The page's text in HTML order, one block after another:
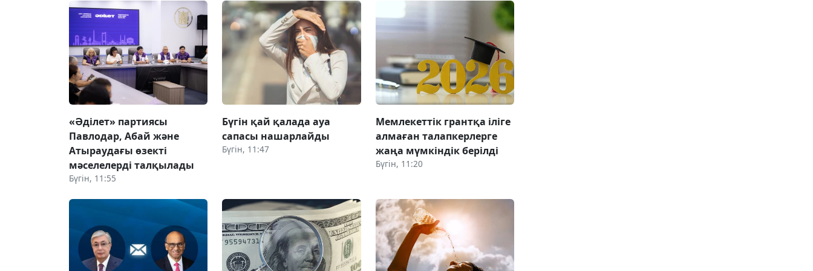
«Әділет» партиясы
Павлодар, Абай және
Атыраудағы өзекті
мәселелерді талқылады
Бүгін, 11:55
Бүгін қай қалада ауа
сапасы нашарлайды
Бүгін, 11:47
Мемлекеттік грантқа іліге
алмаған талапкерлерге
жаңа мүмкіндік берілді
Бүгін, 11:20